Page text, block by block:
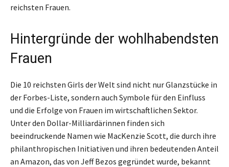
reichsten Frauen.
Hintergründe der wohlhabendsten
Frauen
Die 10 reichsten Girls der Welt sind nicht nur Glanzstücke in
der Forbes-Liste, sondern auch Symbole für den Einfluss
und die Erfolge von Frauen im wirtschaftlichen Sektor.
Unter den Dollar-Milliardärinnen finden sich
beeindruckende Namen wie MacKenzie Scott, die durch ihre
philanthropischen Initiativen und ihren bedeutenden Anteil
an Amazon, das von Jeff Bezos gegründet wurde, bekannt